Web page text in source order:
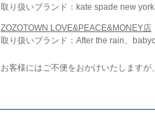
取り扱いブランド：kate spade new
ZOZOTOWN LOVE&PEACE&MONEY店
取り扱いブランド：After the rain、
お客様にはご不便をおかけいたしますが